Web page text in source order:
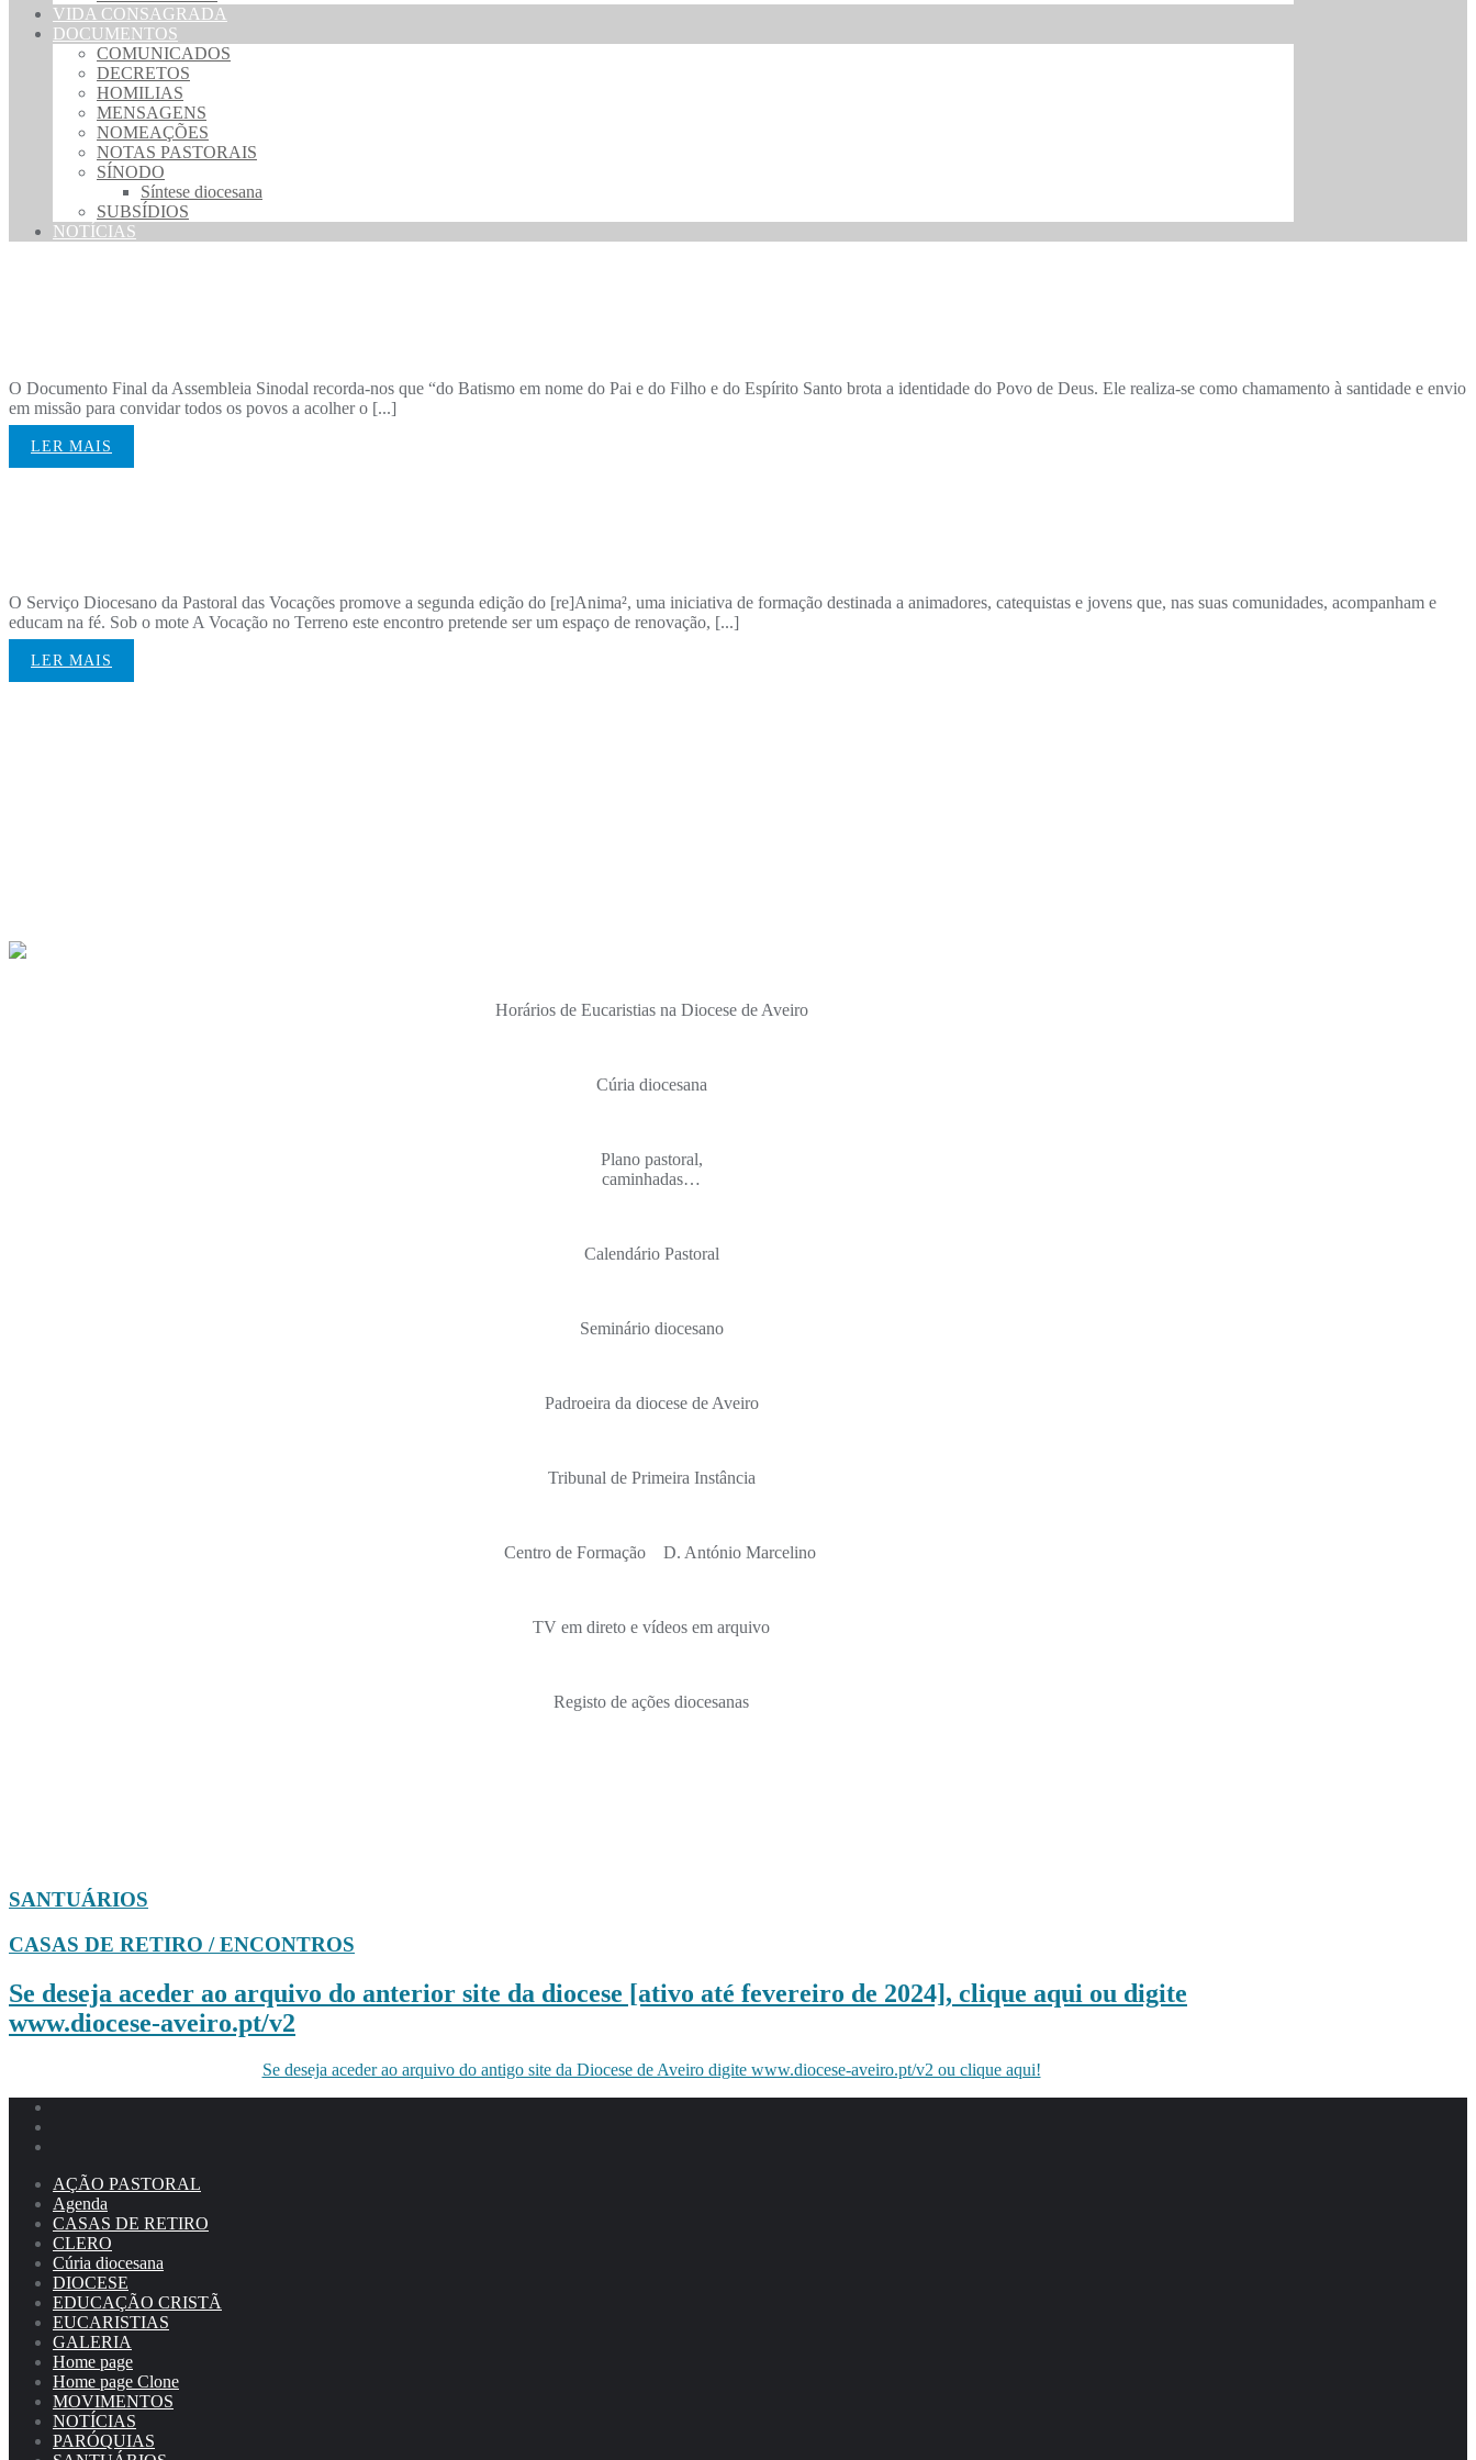
VIDA CONSAGRADA
DOCUMENTOS
COMUNICADOS
DECRETOS
HOMILIAS
MENSAGENS
NOMEAÇÕES
NOTAS PASTORAIS
SÍNODO
Síntese diocesana
SUBSÍDIOS
NOTÍCIAS
O Documento Final da Assembleia Sinodal recorda-nos que “do Batismo em nome do Pai e do Filho e do Espírito Santo brota a identidade do Povo de Deus. Ele realiza-se como chamamento à santidade e envio
em missão para convidar todos os povos a acolher o [...]
LER MAIS
O Serviço Diocesano da Pastoral das Vocações promove a segunda edição do [re]Anima², uma iniciativa de formação destinada a animadores, catequistas e jovens que, nas suas comunidades, acompanham e
educam na fé. Sob o mote A Vocação no Terreno este encontro pretende ser um espaço de renovação, [...]
LER MAIS
Horários de Eucaristias na Diocese de Aveiro
Cúria diocesana
Plano pastoral,
caminhadas…
Calendário Pastoral
Seminário diocesano
Padroeira da diocese de Aveiro
Tribunal de Primeira Instância
Centro de Formação D. António Marcelino
TV em direto e vídeos em arquivo
Registo de ações diocesanas
SANTUÁRIOS
CASAS DE RETIRO / ENCONTROS
Se deseja aceder ao arquivo do anterior site da diocese [ativo até fevereiro de 2024], clique aqui ou digite
www.diocese-aveiro.pt/v2
Se deseja aceder ao arquivo do antigo site da Diocese de Aveiro digite www.diocese-aveiro.pt/v2 ou clique aqui!
AÇÃO PASTORAL
Agenda
CASAS DE RETIRO
CLERO
Cúria diocesana
DIOCESE
EDUCAÇÃO CRISTÃ
EUCARISTIAS
GALERIA
Home page
Home page Clone
MOVIMENTOS
NOTÍCIAS
PARÓQUIAS